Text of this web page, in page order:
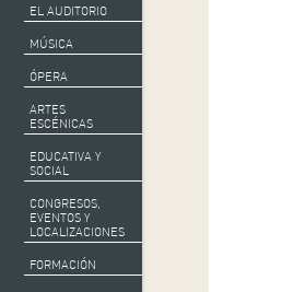
EL AUDITORIO
MÚSICA
ÓPERA
ARTES
ESCÉNICAS
EDUCATIVA Y
SOCIAL
CONGRESOS,
EVENTOS Y
LOCALIZACIONES
FORMACIÓN